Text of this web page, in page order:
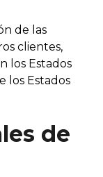
de las
clientes,
los Estados
los Estados
de